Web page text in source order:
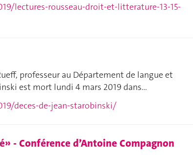
lectures-rousseau-droit-et-litterature-13-15-
professeur au Département de langue et
est mort lundi 4 mars 2019 dans…
deces-de-jean-starobinski/
- Conférence d’Antoine Compagnon